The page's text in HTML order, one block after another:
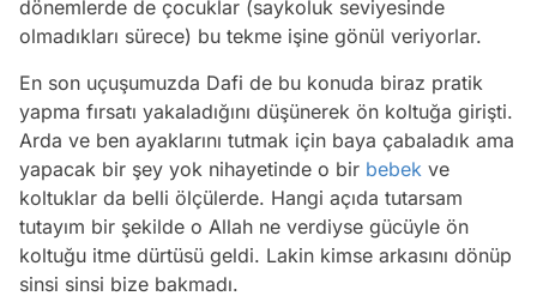
dönemlerde de çocuklar (saykoluk seviyesinde
olmadıkları sürece) bu tekme işine gönül veriyorlar.
En son uçuşumuzda Dafi de bu konuda biraz pratik
yapma fırsatı yakaladığını düşünerek ön koltuğa girişti.
Arda ve ben ayaklarını tutmak için baya çabaladık ama
yapacak bir şey yok nihayetinde o bir bebek ve
koltuklar da belli ölçülerde. Hangi açıda tutarsam
tutayım bir şekilde o Allah ne verdiyse gücüyle ön
koltuğu itme dürtüsü geldi. Lakin kimse arkasını dönüp
sinsi sinsi bize bakmadı.